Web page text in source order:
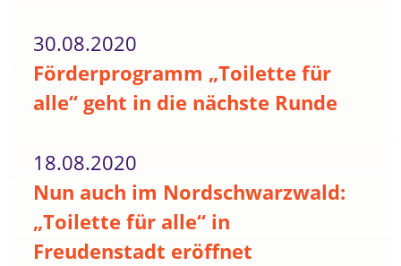
30.08.2020
Förderprogramm „Toilette für
alle“ geht in die nächste Runde
18.08.2020
Nun auch im Nordschwarzwald:
„Toilette für alle“ in
Freudenstadt eröffnet